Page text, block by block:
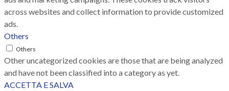
across websites and collect information to provide customized
ads.
Others
Others
Other uncategorized cookies are those that are being analyzed
and have not been classified into a category as yet.
ACCETTA E SALVA